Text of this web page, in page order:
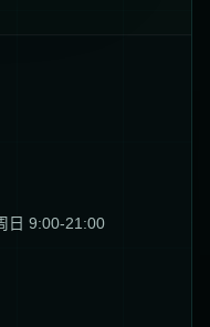
日 9:00-21:00